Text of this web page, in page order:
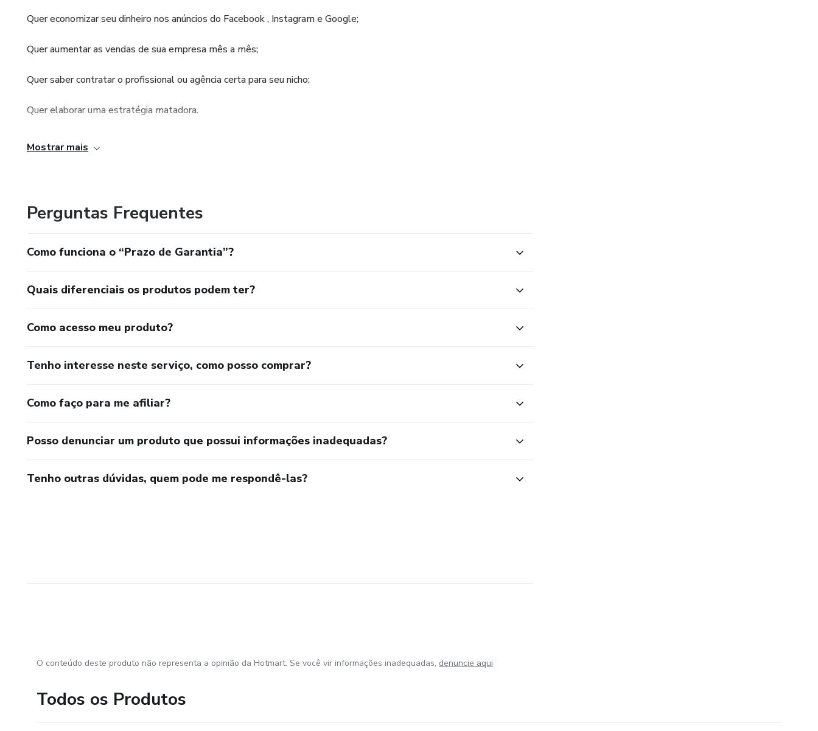
deve ser interpretada como uma garantia de resultados”.
Quer economizar seu dinheiro nos anúncios do Facebook , Instagram e Google;
Quer aumentar as vendas de sua empresa mês a mês;
Quer saber contratar o profissional ou agência certa para seu nicho;
Quer elaborar uma estratégia matadora.
MENTORIA REALIZADA POR QUEM POSSUI EXPERIÊNCIA E ENTENDE DO ASSUNTO
Mais de 300 empresas em gerenciamento digital;
Mostrar mais
Perguntas Frequentes
Como funciona o “Prazo de Garantia”?
Quais diferenciais os produtos podem ter?
Como acesso meu produto?
Tenho interesse neste serviço, como posso comprar?
Como faço para me afiliar?
Posso denunciar um produto que possui informações inadequadas?
Tenho outras dúvidas, quem pode me respondê-las?
O conteúdo deste produto não representa a opinião da Hotmart. Se você vir informações inadequadas, denuncie aqui
Todos os Produtos